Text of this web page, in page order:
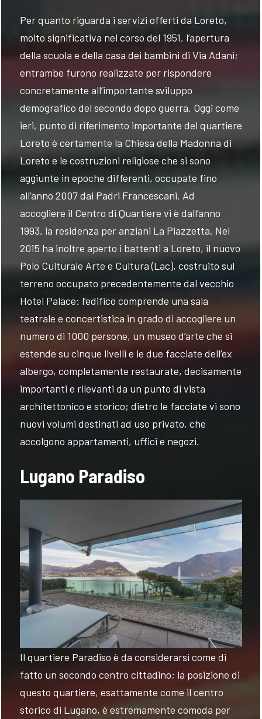
Per quanto riguarda i servizi offerti da Loreto,
molto significativa nel corso del 1951, l’apertura
della scuola e della casa dei bambini di Via Adani;
entrambe furono realizzate per rispondere
concretamente all’importante sviluppo
demografico del secondo dopo guerra. Oggi come
ieri, punto di riferimento importante del quartiere
Loreto è certamente la Chiesa della Madonna di
Loreto e le costruzioni religiose che si sono
aggiunte in epoche differenti, occupate fino
all’anno 2007 dai Padri Francescani. Ad
accogliere il Centro di Quartiere vi è dall’anno
1993, la residenza per anziani La Piazzetta. Nel
2015 ha inoltre aperto i battenti a Loreto, il nuovo
Polo Culturale Arte e Cultura (Lac), costruito sul
terreno occupato precedentemente dal vecchio
Hotel Palace: l’edifico comprende una sala
teatrale e concertistica in grado di accogliere un
numero di 1000 persone, un museo d’arte che si
estende su cinque livelli e le due facciate dell’ex
albergo, completamente restaurate, decisamente
importanti e rilevanti da un punto di vista
architettonico e storico; dietro le facciate vi sono
nuovi volumi destinati ad uso privato, che
accolgono appartamenti, uffici e negozi.
Lugano Paradiso
Il quartiere Paradiso è da considerarsi come di
fatto un secondo centro cittadino; la posizione di
questo quartiere, esattamente come il centro
storico di Lugano, è estremamente comoda per